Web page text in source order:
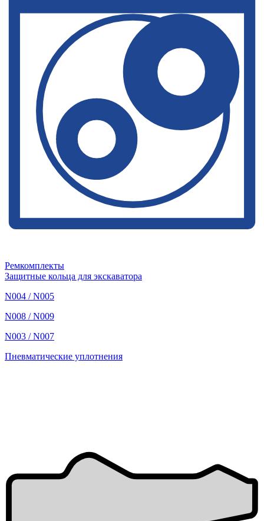
Ремкомплекты
Защитные кольца для экскаватора
N004 / N005
N008 / N009
N003 / N007
Пневматические уплотнения